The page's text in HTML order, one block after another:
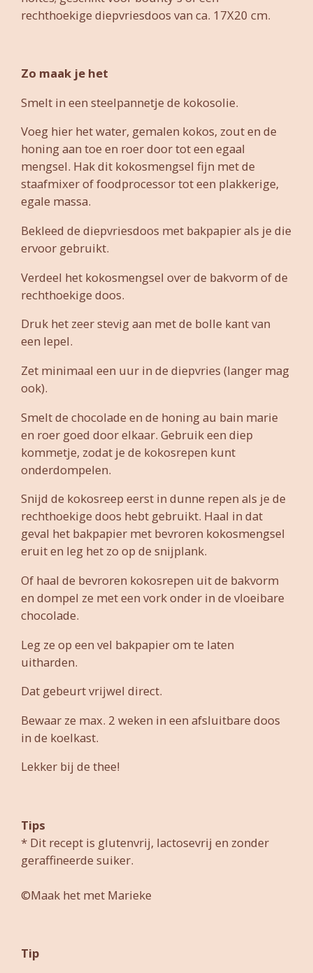
rechthoekige diepvriesdoos van ca. 17X20 cm.
Zo maak je het
Smelt in een steelpannetje de kokosolie.
Voeg hier het water, gemalen kokos, zout en de
honing aan toe en roer door tot een egaal
mengsel. Hak dit kokosmengsel fijn met de
staafmixer of foodprocessor tot een plakkerige,
egale massa.
Bekleed de diepvriesdoos met bakpapier als je die
ervoor gebruikt.
Verdeel het kokosmengsel over de bakvorm of de
rechthoekige doos.
Druk het zeer stevig aan met de bolle kant van
een lepel.
Zet minimaal een uur in de diepvries (langer mag
ook).
Smelt de chocolade en de honing au bain marie
en roer goed door elkaar. Gebruik een diep
kommetje, zodat je de kokosrepen kunt
onderdompelen.
Snijd de kokosreep eerst in dunne repen als je de
rechthoekige doos hebt gebruikt. Haal in dat
geval het bakpapier met bevroren kokosmengsel
eruit en leg het zo op de snijplank.
Of haal de bevroren kokosrepen uit de bakvorm
en dompel ze met een vork onder in de vloeibare
chocolade.
Leg ze op een vel bakpapier om te laten
uitharden.
Dat gebeurt vrijwel direct.
Bewaar ze max. 2 weken in een afsluitbare doos
in de koelkast.
Lekker bij de thee!
Tips
* Dit recept is glutenvrij, lactosevrij en zonder
geraffineerde suiker.
©Maak het met Marieke
Tip